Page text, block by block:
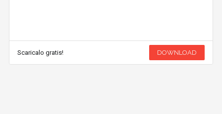
Scaricalo gratis! DOWNLOAD